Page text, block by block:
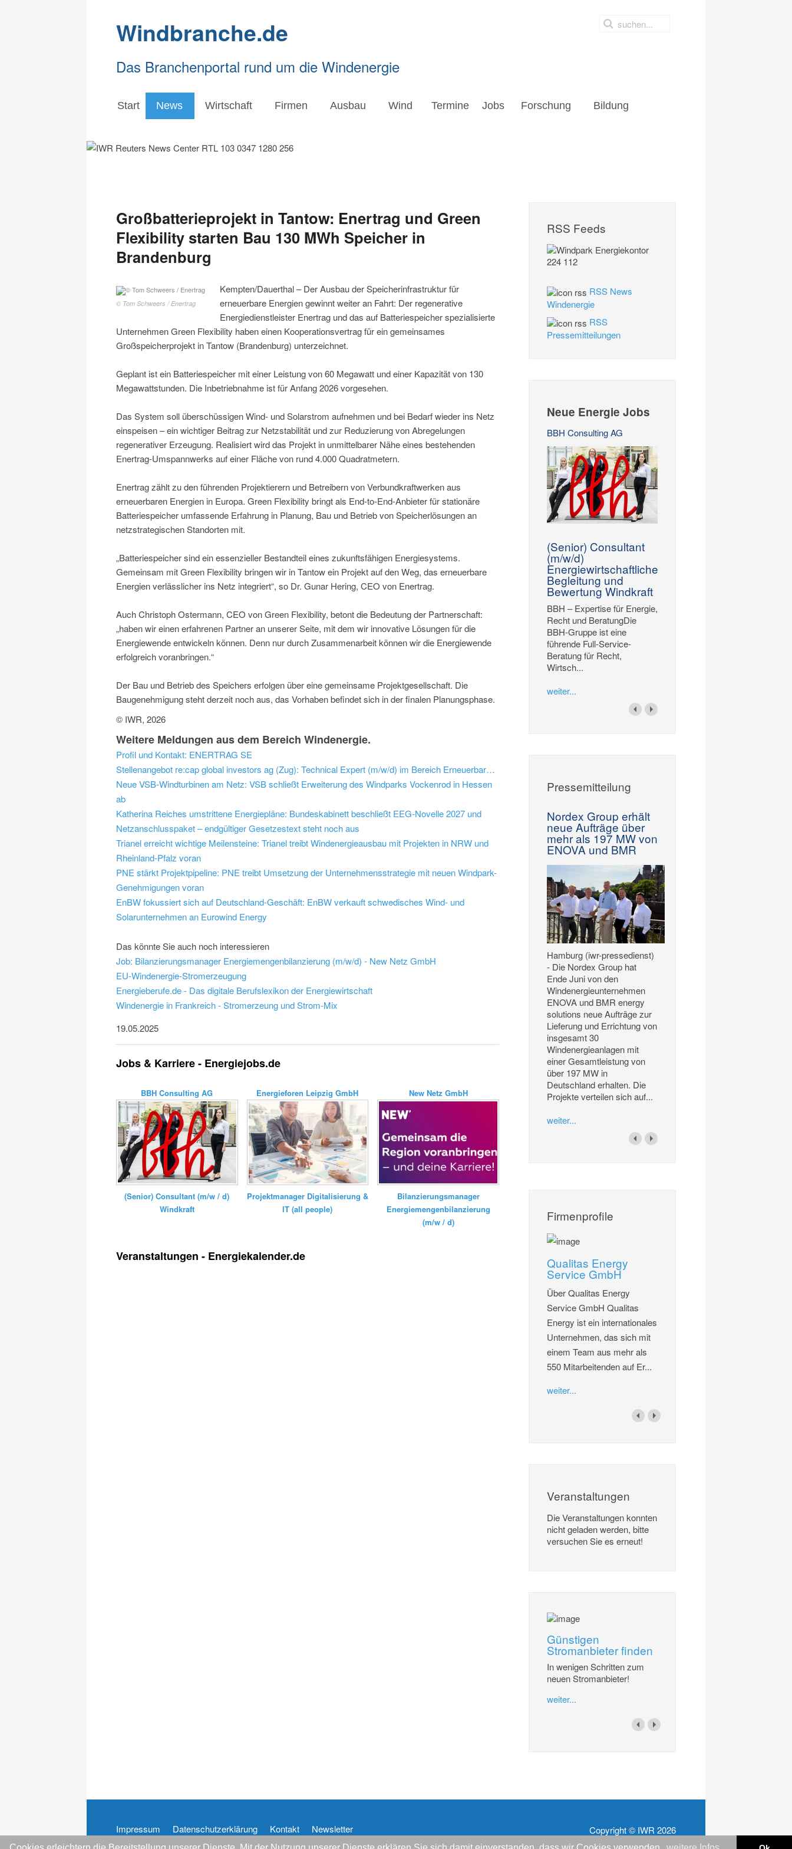
Windbranche.de
Das Branchenportal rund um die Windenergie
Start News Wirtschaft Firmen Ausbau Wind Termine Jobs Forschung Bildung
Großbatterieprojekt in Tantow: Enertrag und Green
Flexibility starten Bau 130 MWh Speicher in
Brandenburg
© Tom Schweers / Enertrag
Kempten/Dauerthal – Der Ausbau der Speicherinfrastruktur für
erneuerbare Energien gewinnt weiter an Fahrt: Der regenerative
Energiedienstleister Enertrag und das auf Batteriespeicher spezialisierte
Unternehmen Green Flexibility haben einen Kooperationsvertrag für ein gemeinsames
Großspeicherprojekt in Tantow (Brandenburg) unterzeichnet.
Geplant ist ein Batteriespeicher mit einer Leistung von 60 Megawatt und einer Kapazität von 130
Megawattstunden. Die Inbetriebnahme ist für Anfang 2026 vorgesehen.
Das System soll überschüssigen Wind- und Solarstrom aufnehmen und bei Bedarf wieder ins Netz
einspeisen – ein wichtiger Beitrag zur Netzstabilität und zur Reduzierung von Abregelungen
regenerativer Erzeugung. Realisiert wird das Projekt in unmittelbarer Nähe eines bestehenden
Enertrag-Umspannwerks auf einer Fläche von rund 4.000 Quadratmetern.
Enertrag zählt zu den führenden Projektierern und Betreibern von Verbundkraftwerken aus
erneuerbaren Energien in Europa. Green Flexibility bringt als End-to-End-Anbieter für stationäre
Batteriespeicher umfassende Erfahrung in Planung, Bau und Betrieb von Speicherlösungen an
netzstrategischen Standorten mit.
„Batteriespeicher sind ein essenzieller Bestandteil eines zukunftsfähigen Energiesystems.
Gemeinsam mit Green Flexibility bringen wir in Tantow ein Projekt auf den Weg, das erneuerbare
Energien verlässlicher ins Netz integriert“, so Dr. Gunar Hering, CEO von Enertrag.
Auch Christoph Ostermann, CEO von Green Flexibility, betont die Bedeutung der Partnerschaft:
„haben wir einen erfahrenen Partner an unserer Seite, mit dem wir innovative Lösungen für die
Energiewende entwickeln können. Denn nur durch Zusammenarbeit können wir die Energiewende
erfolgreich voranbringen.“
Der Bau und Betrieb des Speichers erfolgen über eine gemeinsame Projektgesellschaft. Die
Baugenehmigung steht derzeit noch aus, das Vorhaben befindet sich in der finalen Planungsphase.
© IWR, 2026
Weitere Meldungen aus dem Bereich Windenergie.
Profil und Kontakt: ENERTRAG SE
Stellenangebot re:cap global investors ag (Zug): Technical Expert (m/w/d) im Bereich Erneuerbare Energien
Neue VSB-Windturbinen am Netz: VSB schließt Erweiterung des Windparks Vockenrod in Hessen
ab
Katherina Reiches umstrittene Energiepläne: Bundeskabinett beschließt EEG-Novelle 2027 und
Netzanschlusspaket – endgültiger Gesetzestext steht noch aus
Trianel erreicht wichtige Meilensteine: Trianel treibt Windenergieausbau mit Projekten in NRW und
Rheinland-Pfalz voran
PNE stärkt Projektpipeline: PNE treibt Umsetzung der Unternehmensstrategie mit neuen Windpark-
Genehmigungen voran
EnBW fokussiert sich auf Deutschland-Geschäft: EnBW verkauft schwedisches Wind- und
Solarunternehmen an Eurowind Energy
Das könnte Sie auch noch interessieren
Job: Bilanzierungsmanager Energiemengenbilanzierung (m/w/d) - New Netz GmbH
EU-Windenergie-Stromerzeugung
Energieberufe.de - Das digitale Berufslexikon der Energiewirtschaft
Windenergie in Frankreich - Stromerzeung und Strom-Mix
19.05.2025
Jobs & Karriere - Energiejobs.de
BBH Consulting AG
(Senior) Consultant (m/w / d)
Windkraft
Energieforen Leipzig GmbH
Projektmanager Digitalisierung &
IT (all people)
New Netz GmbH
Bilanzierungsmanager
Energiemengenbilanzierung
(m/w / d)
Veranstaltungen - Energiekalender.de
RSS Feeds
RSS News
Windenergie
RSS
Pressemitteilungen
Neue Energie Jobs
BBH Consulting AG
(Senior) Consultant
(m/w/d)
Energiewirtschaftliche
Begleitung und
Bewertung Windkraft
BBH – Expertise für Energie,
Recht und BeratungDie
BBH-Gruppe ist eine
führende Full-Service-
Beratung für Recht,
Wirtsch...
weiter...
Pressemitteilung
Nordex Group erhält
neue Aufträge über
mehr als 197 MW von
ENOVA und BMR
Hamburg (iwr-pressedienst)
- Die Nordex Group hat
Ende Juni von den
Windenergieunternehmen
ENOVA und BMR energy
solutions neue Aufträge zur
Lieferung und Errichtung von
insgesamt 30
Windenergieanlagen mit
einer Gesamtleistung von
über 197 MW in
Deutschland erhalten. Die
Projekte verteilen sich auf...
weiter...
Firmenprofile
Qualitas Energy
Service GmbH
Über Qualitas Energy
Service GmbH Qualitas
Energy ist ein internationales
Unternehmen, das sich mit
einem Team aus mehr als
550 Mitarbeitenden auf Er...
weiter...
Veranstaltungen
Die Veranstaltungen konnten
nicht geladen werden, bitte
versuchen Sie es erneut!
Günstigen
Stromanbieter finden
In wenigen Schritten zum
neuen Stromanbieter!
weiter...
Impressum Datenschutzerklärung Kontakt Newsletter Copyright © IWR 2026